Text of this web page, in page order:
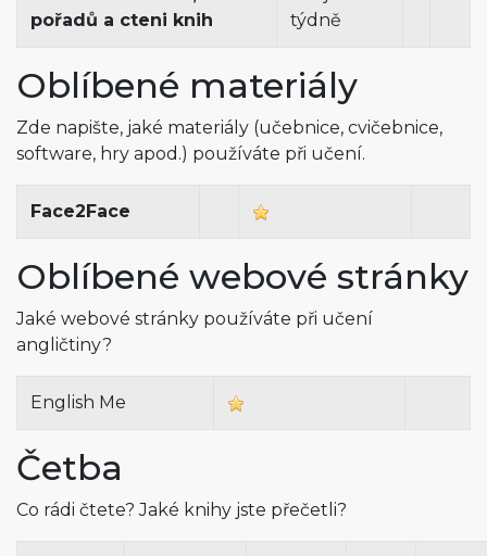
pořadů a cteni knih
týdně
Oblíbené materiály
Zde napište, jaké materiály (učebnice, cvičebnice,
software, hry apod.) používáte při učení.
Face2Face
Oblíbené webové stránky
Jaké webové stránky používáte při učení
angličtiny?
English Me
Četba
Co rádi čtete? Jaké knihy jste přečetli?